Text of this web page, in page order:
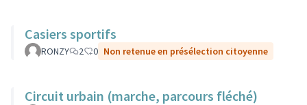
Casiers sportifs
RONZY 2 0 Non retenue en présélection citoyenne
Circuit urbain (marche, parcours fléché)